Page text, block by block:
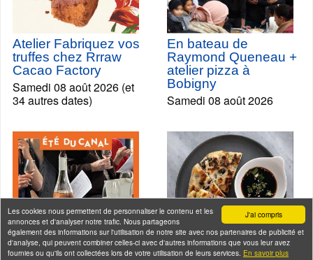
J'ai compris
Les cookies nous permettent de personnaliser le contenu et les
annonces et d'analyser notre trafic. Nous partageons
également des informations sur l'utilisation de notre site avec nos partenaires de publicité et
d'analyse, qui peuvent combiner celles-ci avec d'autres informations que vous leur avez
fournies ou qu'ils ont collectées lors de votre utilisation de leurs services. En savoir plus
Atelier Fabriquez vos
truffes chez Rrraw
Cacao Factory
Samedi 08 août 2026 (et
34 autres dates)
En bateau de
Raymond Queneau +
atelier pizza à
Bobigny
Samedi 08 août 2026